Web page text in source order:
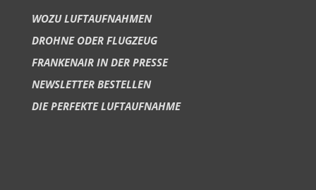
WOZU LUFTAUFNAHMEN
DROHNE ODER FLUGZEUG
FRANKENAIR IN DER PRESSE
NEWSLETTER BESTELLEN
DIE PERFEKTE LUFTAUFNAHME